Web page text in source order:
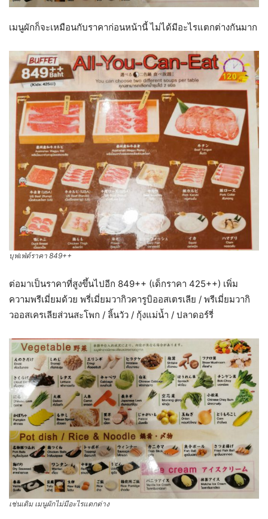
เมนูผักก็จะเหมือนกับราคาก่อนหน้านี้ ไม่ได้มีอะไรแตกต่างกันมาก
บุฟเฟ่ต์ราคา 849++
ต่อมาเป็นราคาที่สูงขึ้นไปอีก 849++ (เด็กราคา 425++) เพิ่ม
ความพรีเมี่ยมด้วย พรี่เมี่ยมวากิวคารูบิออสเตรเลีย / พรีเมี่ยมวากิ
วออสเครเลียส่วนสะโพก / ลิ้นวัว / กุ้งแม่น้ำ / ปลาดอร์รี่
เช่นเดิม เมนูผักไม่มีอะไรแตกต่าง